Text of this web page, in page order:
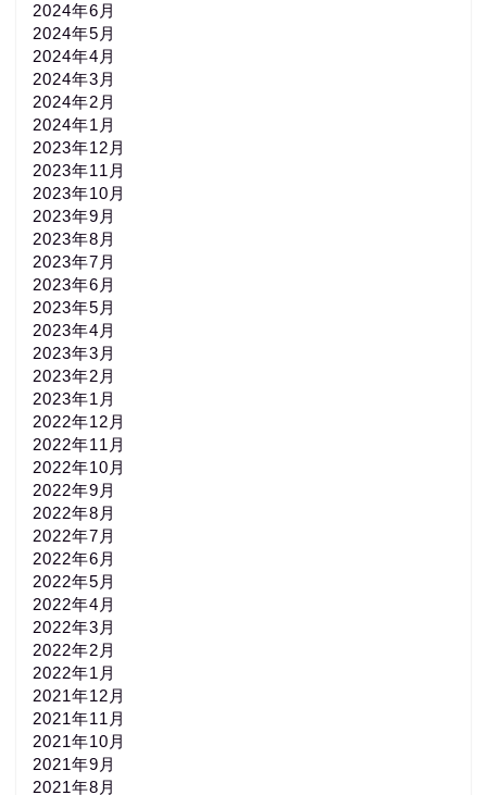
2024年6月
2024年5月
2024年4月
2024年3月
2024年2月
2024年1月
2023年12月
2023年11月
2023年10月
2023年9月
2023年8月
2023年7月
2023年6月
2023年5月
2023年4月
2023年3月
2023年2月
2023年1月
2022年12月
2022年11月
2022年10月
2022年9月
2022年8月
2022年7月
2022年6月
2022年5月
2022年4月
2022年3月
2022年2月
2022年1月
2021年12月
2021年11月
2021年10月
2021年9月
2021年8月